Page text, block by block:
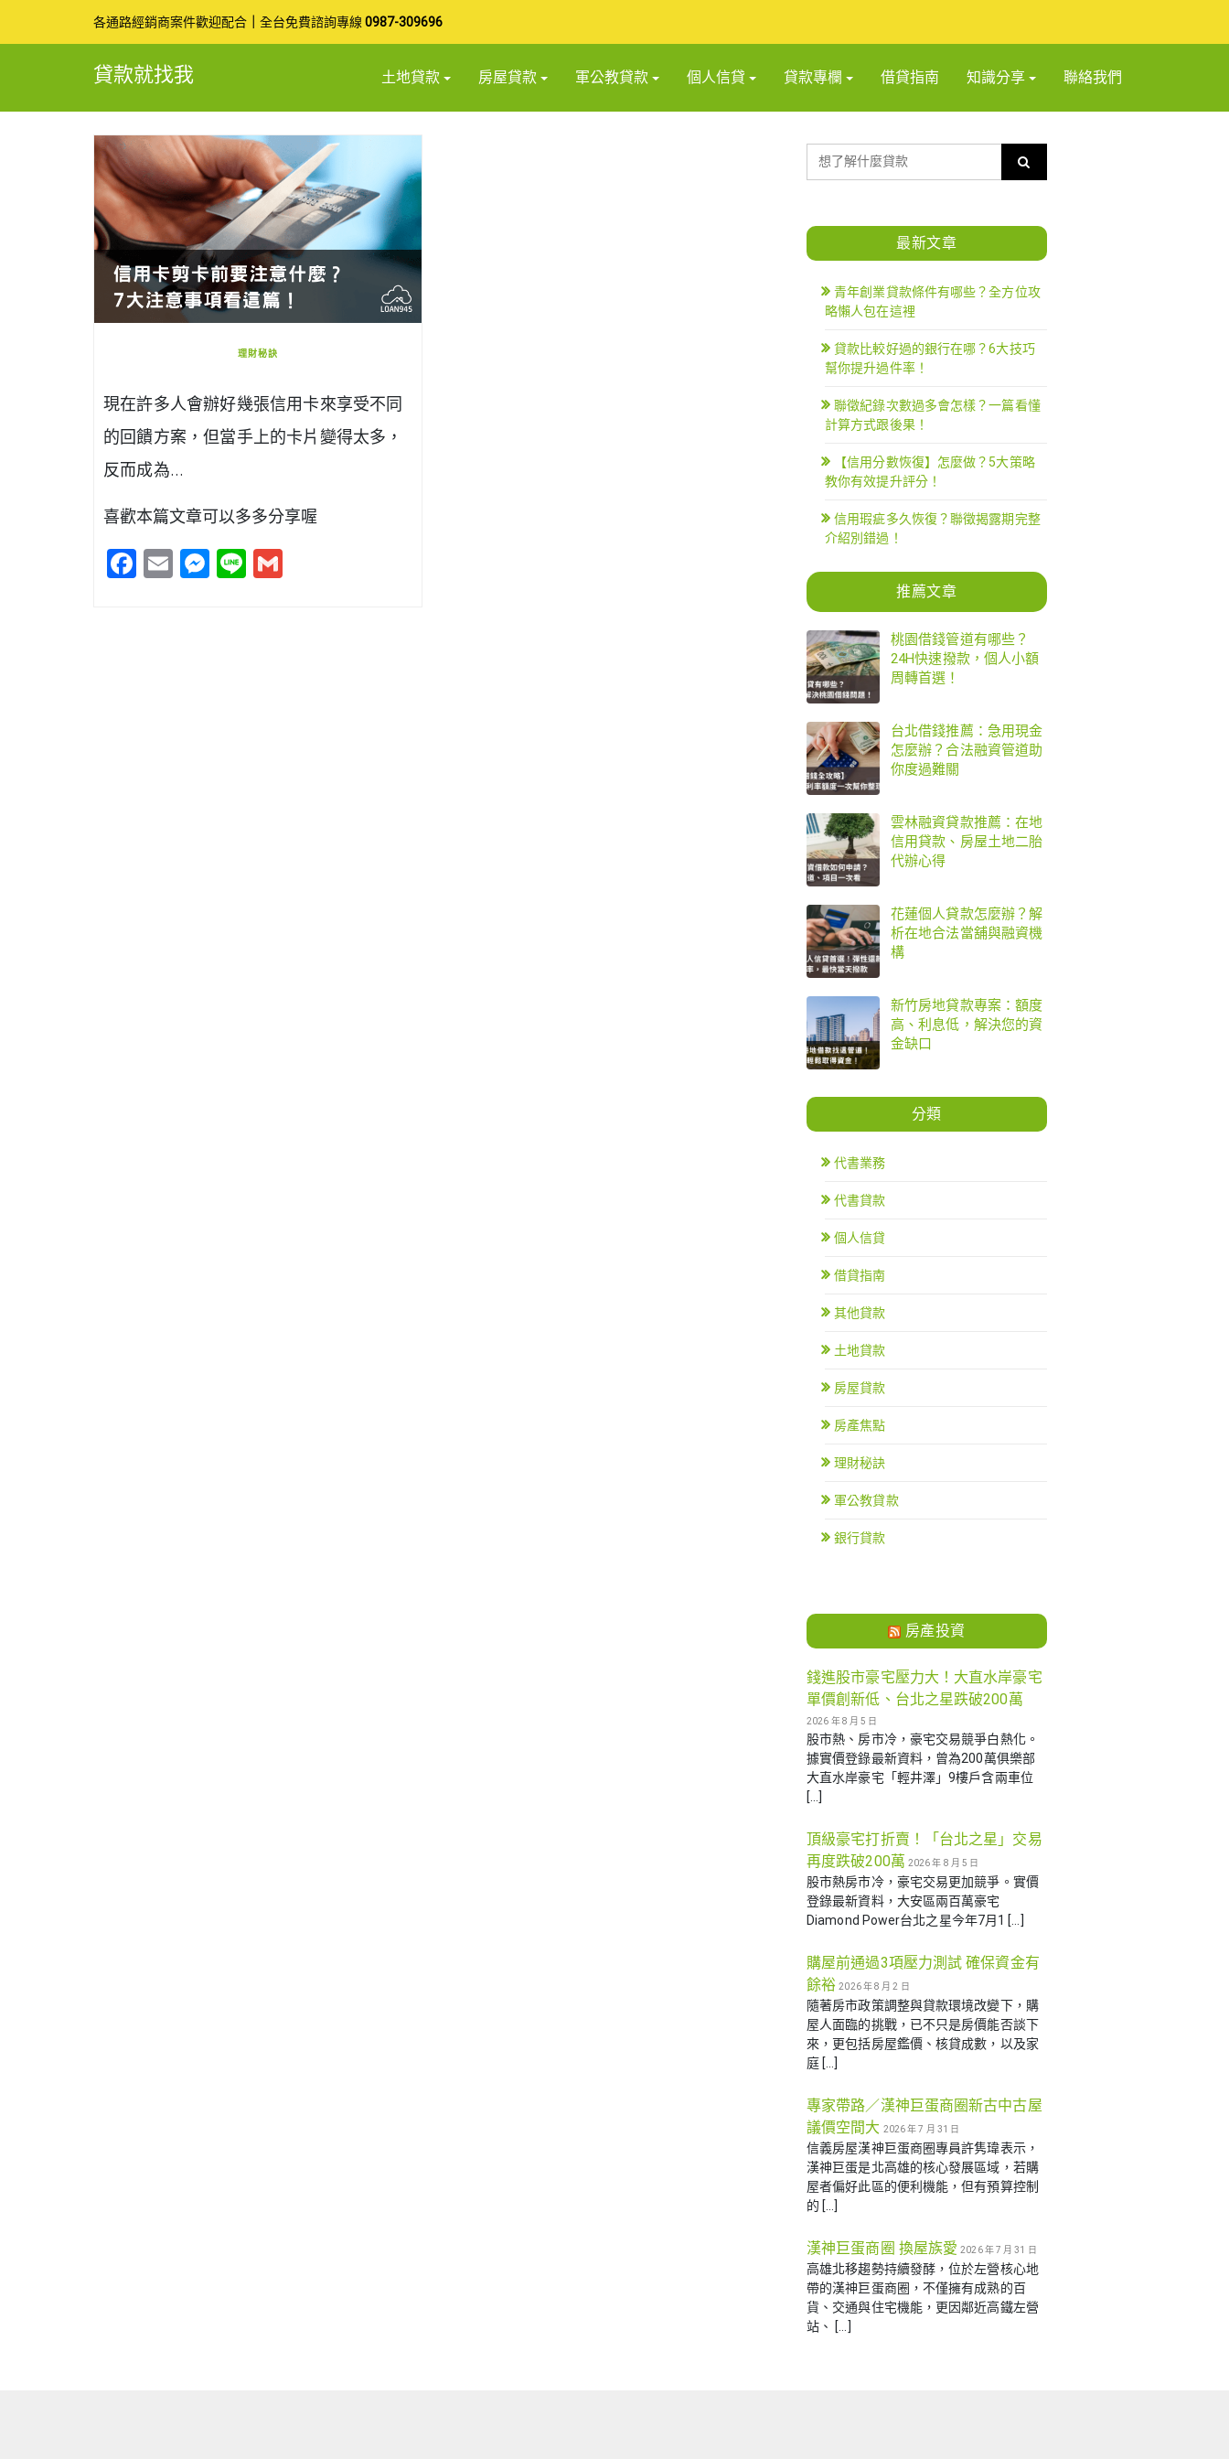
to
各通路經銷商案件歡迎配合 全台免費諮詢專線 0987-309696
貸款就找我 土地貸款 房屋貸款 軍公教貸款 個人信貸 貸款專欄 借貸指南 知識分享 聯絡我們
理財秘訣
現在許多人會辦好幾張信用卡來享受不同
的回饋方案，但當手上的卡片變得太多，
反而成為…
喜歡本篇文章可以多多分享喔
Facebook
EmailMessenger
Line
最新文章
青年創業貸款條件有哪些？全方位攻
略懶人包在這裡
貸款比較好過的銀行在哪？6大技巧
幫你提升過件率！
聯徵紀錄次數過多會怎樣？一篇看懂
計算方式跟後果！
【信用分數恢復】怎麼做？5大策略
教你有效提升評分！
信用瑕疵多久恢復？聯徵揭露期完整
介紹別錯過！
推薦文章
桃園借錢管道有哪些？
24H快速撥款，個人小額
周轉首選！
台北借錢推薦：急用現金
怎麼辦？合法融資管道助
你度過難關
雲林融資貸款推薦：在地
信用貸款、房屋土地二胎
代辦心得
花蓮個人貸款怎麼辦？解
析在地合法當舖與融資機
構
新竹房地貸款專案：額度
高、利息低，解決您的資
金缺口
分類
代書業務
代書貸款
個人信貸
借貸指南
其他貸款
土地貸款
房屋貸款
房產焦點
理財秘訣
軍公教貸款
銀行貸款
房產投資
錢進股市豪宅壓力大！大直水岸豪宅
單價創新低、台北之星跌破200萬
2026 年 8 月 5 日
股市熱、房市冷，豪宅交易競爭白熱化。
據實價登錄最新資料，曾為200萬俱樂部
大直水岸豪宅「輕井澤」9樓戶含兩車位
[…]
頂級豪宅打折賣！「台北之星」交易
再度跌破200萬 2026 年 8 月 5 日
股市熱房市冷，豪宅交易更加競爭。實價
登錄最新資料，大安區兩百萬豪宅
Diamond Power台北之星今年7月1 […]
購屋前通過3項壓力測試 確保資金有
餘裕 2026 年 8 月 2 日
隨著房市政策調整與貸款環境改變下，購
屋人面臨的挑戰，已不只是房價能否談下
來，更包括房屋鑑價、核貸成數，以及家
庭 […]
專家帶路／漢神巨蛋商圈新古中古屋
議價空間大 2026 年 7 月 31 日
信義房屋漢神巨蛋商圈專員許隽瑋表示，
漢神巨蛋是北高雄的核心發展區域，若購
屋者偏好此區的便利機能，但有預算控制
的 […]
漢神巨蛋商圈 換屋族愛 2026 年 7 月 31 日
高雄北移趨勢持續發酵，位於左營核心地
帶的漢神巨蛋商圈，不僅擁有成熟的百
貨、交通與住宅機能，更因鄰近高鐵左營
站、 […]